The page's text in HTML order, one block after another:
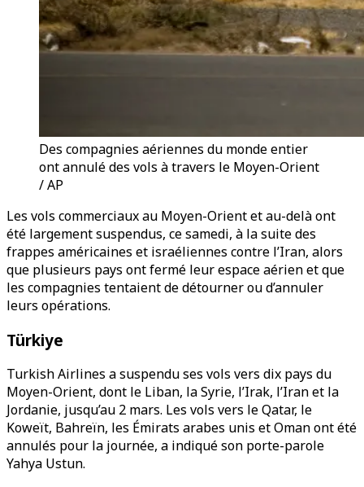
Des compagnies aériennes du monde entier
ont annulé des vols à travers le Moyen-Orient
/ AP
Les vols commerciaux au Moyen-Orient et au-delà ont
été largement suspendus, ce samedi, à la suite des
frappes américaines et israéliennes contre l’Iran, alors
que plusieurs pays ont fermé leur espace aérien et que
les compagnies tentaient de détourner ou d’annuler
leurs opérations.
Türkiye
Turkish Airlines a suspendu ses vols vers dix pays du
Moyen-Orient, dont le Liban, la Syrie, l’Irak, l’Iran et la
Jordanie, jusqu’au 2 mars. Les vols vers le Qatar, le
Koweït, Bahreïn, les Émirats arabes unis et Oman ont été
annulés pour la journée, a indiqué son porte-parole
Yahya Ustun.